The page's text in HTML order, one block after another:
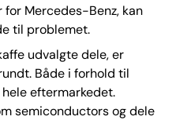
Mercedes-Benz, kan
til problemet.
udvalgte dele, er
Både i forhold til
eftermarkedet.
semiconductors og dele